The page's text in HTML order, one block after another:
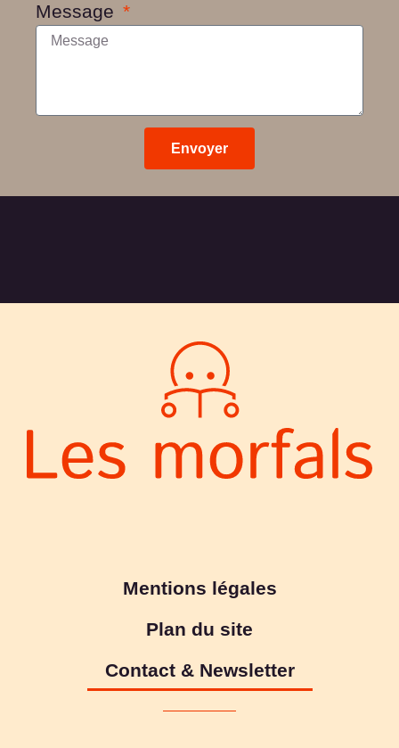
Message
Envoyer
Mentions légales
Plan du site
Contact & Newsletter